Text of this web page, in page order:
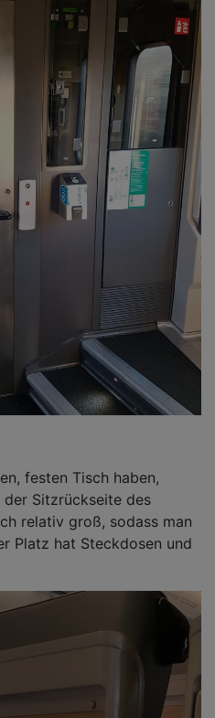
festen Tisch haben,
der Sitzrückseite des
relativ groß, sodass man
Platz hat Steckdosen und